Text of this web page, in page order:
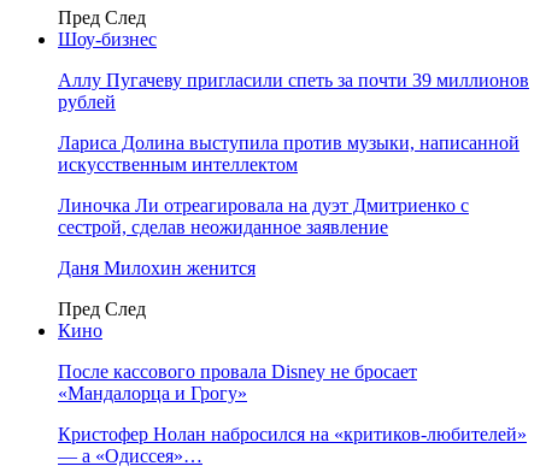
Пред След
Шоу-бизнес
Аллу Пугачеву пригласили спеть за почти 39 миллионов
рублей
Лариса Долина выступила против музыки, написанной
искусственным интеллектом
Линочка Ли отреагировала на дуэт Дмитриенко с
сестрой, сделав неожиданное заявление
Даня Милохин женится
Пред След
Кино
После кассового провала Disney не бросает
«Мандалорца и Грогу»
Кристофер Нолан набросился на «критиков-любителей»
— а «Одиссея»…